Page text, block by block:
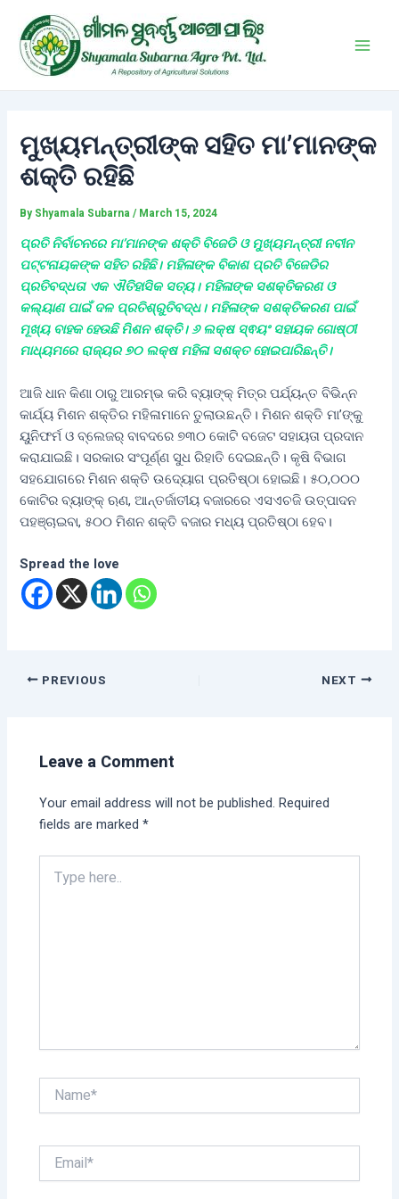
content
ମୁଖ୍ୟମନ୍ତ୍ରୀଙ୍କ ସହିତ ମା’ମାନଙ୍କ
ଶକ୍ତି ରହିଛି
By Shyamala Subarna/ March 15, 2024
ପ୍ରତି ନିର୍ବାଚନରେ ମା’ମାନଙ୍କ ଶକ୍ତି ବିଜେଡି ଓ ମୁଖ୍ୟମନ୍ତ୍ରୀ ନବୀନ
ପଟ୍ଟନାୟକଙ୍କ ସହିତ ରହିଛି। ମହିଳାଙ୍କ ବିକାଶ ପ୍ରତି ବିଜେଡିର
ପ୍ରତିବଦ୍ଧତା ଏକ ଐତିହାସିକ ସତ୍ୟ। ମହିଳାଙ୍କ ସଶକ୍ତିକରଣ ଓ
କଲ୍ୟାଣ ପାଇଁ ଦଳ ପ୍ରତିଶ୍ରୁତିବଦ୍ଧ। ମହିଳାଙ୍କ ସଶକ୍ତିକରଣ ପାଇଁ
ମୂଖ୍ୟ ବାହକ ହେଉଛି ମିଶନ ଶକ୍ତି। ୬ ଲକ୍ଷ ସ୍ଵୟଂ ସହାୟକ ଗୋଷ୍ଠୀ
ମାଧ୍ୟମରେ ରାଜ୍ୟର ୭୦ ଲକ୍ଷ ମହିଳା ସଶକ୍ତ ହୋଇପାରିଛନ୍ତି।
ଆଜି ଧାନ କିଣା ଠାରୁ ଆରମ୍ଭ କରି ବ୍ୟାଙ୍କ୍ ମିତ୍ର ପର୍ଯ୍ୟନ୍ତ ବିଭିନ୍ନ
କାର୍ଯ୍ୟ ମିଶନ ଶକ୍ତିର ମହିଳାମାନେ ତୁଲାଉଛନ୍ତି। ମିଶନ ଶକ୍ତି ମା’ଙ୍କୁ
ୟୁନିଫର୍ମ ଓ ବ୍ଲେଜର୍ ବାବଦରେ ୭୩୦ କୋଟି ବଜେଟ ସହାୟତା ପ୍ରଦାନ
କରାଯାଇଛି। ସରକାର ସଂପୂର୍ଣ୍ଣ ସୁଧ ରିହାତି ଦେଇଛନ୍ତି। କୃଷି ବିଭାଗ
ସହଯୋଗରେ ମିଶନ ଶକ୍ତି ଉଦ୍ୟୋଗ ପ୍ରତିଷ୍ଠା ହୋଇଛି। ୫୦,୦୦୦
କୋଟିର ବ୍ୟାଙ୍କ୍ ଋଣ, ଆନ୍ତର୍ଜାତୀୟ ବଜାରରେ ଏସଏଚଜି ଉତ୍ପାଦନ
ପହଞ୍ଚାଇବା, ୫୦୦ ମିଶନ ଶକ୍ତି ବଜାର ମଧ୍ୟ ପ୍ରତିଷ୍ଠା ହେବ।
Spread the love
navigation
PREVIOUS NEXT
Leave a Comment
Your email address will not be published. Required
fields are marked*
Type
here..
Name*
Email*